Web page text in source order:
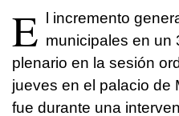
E l incremento
municipales en un
plenario en la sesión
jueves en el palacio de
fue durante una